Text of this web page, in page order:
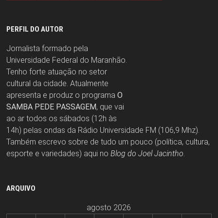
PERFIL DO AUTOR
Jornalista formado pela
Universidade Federal do Maranhão.
Tenho forte atuação no setor
cultural da cidade. Atualmente
apresenta e produz o programa O
SAMBA PEDE PASSAGEM, que vai
ao ar todos os sábados (12h às
14h) pelas ondas da Rádio Universidade FM (106,9 Mhz).
Também escrevo sobre de tudo um pouco (política, cultura,
esporte e variedades) aqui no Blog do Joel Jacintho.
ARQUIVO
agosto 2026